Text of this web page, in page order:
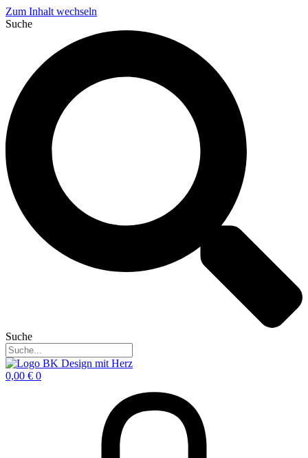
Zum Inhalt wechseln
Suche
Suche
0,00 € 0